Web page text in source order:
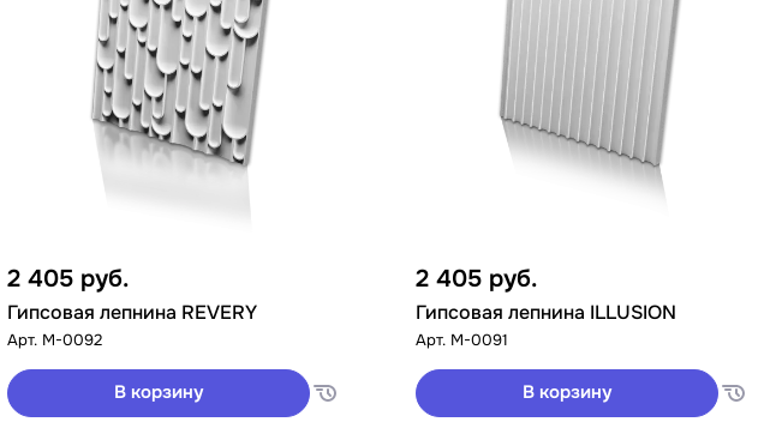
2 405 руб.
Гипсовая лепнина REVERY
Арт. M-0092
В корзину
2 405 руб.
Гипсовая лепнина ILLUSION
Арт. M-0091
В корзину